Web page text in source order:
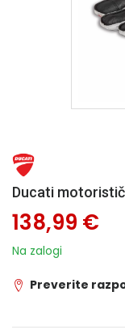
Ducati
138,99 €
Na zalogi
Preverite